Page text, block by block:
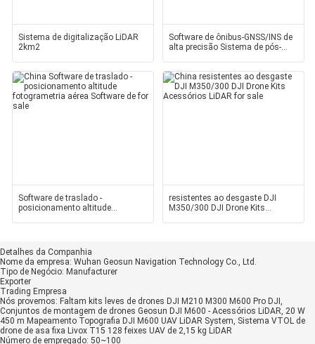
Sistema de digitalização LiDAR
2km2
Software de ônibus-GNSS/INS de
alta precisão Sistema de pós-
Software de traslado -
posicionamento altitude
resistentes ao desgaste DJI
M350/300 DJI Drone Kits
Detalhes da Companhia
Nome da empresa: Wuhan Geosun Navigation Technology Co., Ltd.
Tipo de Negócio: Manufacturer
Exporter
Trading Empresa
Nós provemos: Faltam kits leves de drones DJI M210 M300 M600 Pro DJI,
Conjuntos de montagem de drones Geosun DJI M600 - Acessórios LiDAR, 20 W
450 m Mapeamento Topografia DJI M600 UAV LiDAR System, Sistema VTOL de
drone de asa fixa Livox T15 128 feixes UAV de 2,15 kg LiDAR
Número de empregado: 50~100